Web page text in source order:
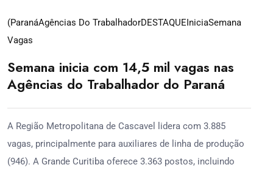
04
set
(ParanáAgências Do TrabalhadorDESTAQUEIniciaSemana
Vagas
Semana inicia com 14,5 mil vagas nas
Agências do Trabalhador do Paraná
A Região Metropolitana de Cascavel lidera com 3.885
vagas, principalmente para auxiliares de linha de produção
(946). A Grande Curitiba oferece 3.363 postos, incluindo